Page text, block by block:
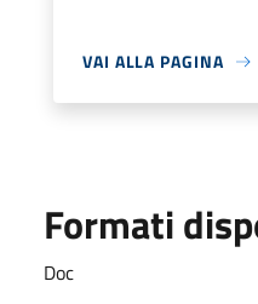
VAI ALLA PAGINA
Formati
Doc